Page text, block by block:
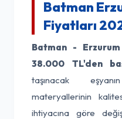
Batman
Fiyatları
Batman -
38.000 TL'den
taşınacak
materyallerinin
ihtiyacına göre